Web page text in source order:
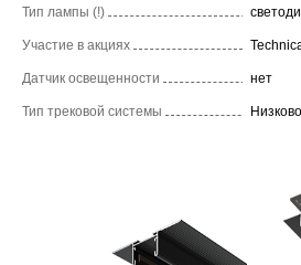
Тип лампы (!)
Участие в акциях
Датчик освещенности нет
Тип трековой системы